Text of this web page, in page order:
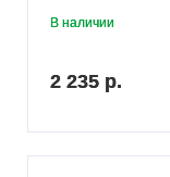
В наличии
2 235 р.